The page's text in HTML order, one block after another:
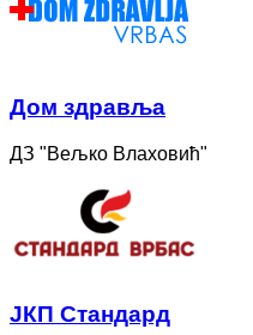
Дом здравља
ДЗ "Вељко Влаховић"
ЈКП Стандард